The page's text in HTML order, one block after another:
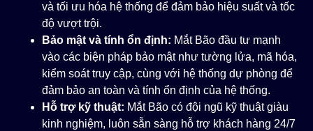
và tối ưu hóa hệ thống để đảm bảo hiệu suất và tốc
độ vượt trội.
Bảo mật và tính ổn định: Mắt Bão đầu tư mạnh
vào các biện pháp bảo mật như tường lửa, mã hóa,
kiểm soát truy cập, cùng với hệ thống dự phòng để
đảm bảo an toàn và tính ổn định của hệ thống.
Hỗ trợ kỹ thuật: Mắt Bão có đội ngũ kỹ thuật giàu
kinh nghiệm, luôn sẵn sàng hỗ trợ khách hàng 24/7